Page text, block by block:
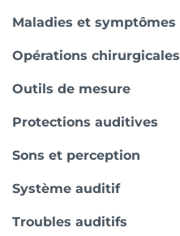
Maladies et symptômes
Opérations chirurgicales
Outils de mesure
Protections auditives
Sons et perception
Système auditif
Troubles auditifs